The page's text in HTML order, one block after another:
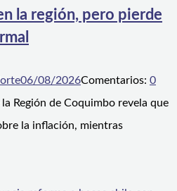
la región, pero pierde
06/08/2026Comentarios: 0
Región de Coquimbo revela que
la inflación, mientras